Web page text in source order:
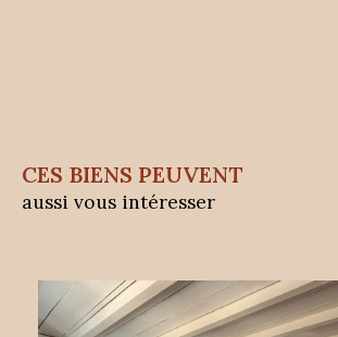
CES BIENS PEUVENT
aussi vous intéresser